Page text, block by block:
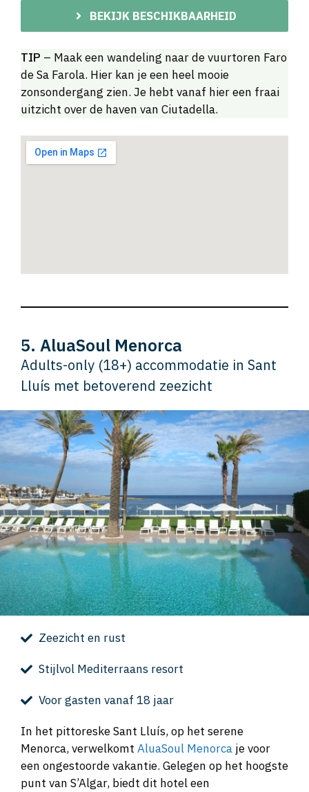
BEKIJK BESCHIKBAARHEID
TIP – Maak een wandeling naar de vuurtoren Faro
de Sa Farola. Hier kan je een heel mooie
zonsondergang zien. Je hebt vanaf hier een fraai
uitzicht over de haven van Ciutadella.
5. AluaSoul Menorca
Adults-only (18+) accommodatie in Sant
Lluís met betoverend zeezicht
Zeezicht en rust
Stijlvol Mediterraans resort
Voor gasten vanaf 18 jaar
In het pittoreske Sant Lluís, op het serene
Menorca, verwelkomt AluaSoul Menorca je voor
een ongestoorde vakantie. Gelegen op het hoogste
punt van S’Algar, biedt dit hotel een